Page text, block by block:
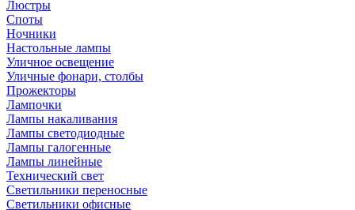
Люстры
Споты
Ночники
Настольные лампы
Уличное освещение
Уличные фонари, столбы
Прожекторы
Лампочки
Лампы накаливания
Лампы светодиодные
Лампы галогенные
Лампы линейные
Технический свет
Светильники переносные
Светильники офисные